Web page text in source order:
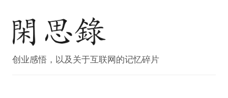
创业感悟，以及关于互联网的记忆碎片